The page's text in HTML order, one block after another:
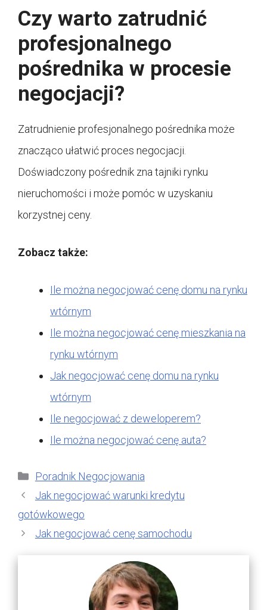
Czy warto zatrudnić
profesjonalnego
pośrednika w procesie
negocjacji?
Zatrudnienie profesjonalnego pośrednika może
znacząco ułatwić proces negocjacji.
Doświadczony pośrednik zna tajniki rynku
nieruchomości i może pomóc w uzyskaniu
korzystnej ceny.
Zobacz także:
Ile można negocjować cenę domu na rynku
wtórnym
Ile można negocjować cenę mieszkania na
rynku wtórnym
Jak negocjować cenę domu na rynku
wtórnym
Ile negocjować z deweloperem?
Ile można negocjować cenę auta?
Kategorie
Poradnik Negocjowania
Jak negocjować warunki kredytu
gotówkowego
Jak negocjować cenę samochodu